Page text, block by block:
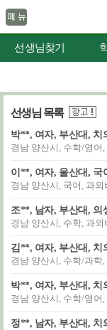
선생님찾기
선생님 목록
박**, 여자, 부산대, 치
경남 양산시, 수학/영어
이**, 여자, 울산대, 국
경남 양산시, 국어, 과외
조**, 남자, 부산대, 의
경남 양산시, 수학, 과외
김**, 여자, 부산대, 치
경남 양산시, 수학/과학
박**, 여자, 부산대, 치
경남 양산시, 수학/영어
정**, 남자, 부산대, 치